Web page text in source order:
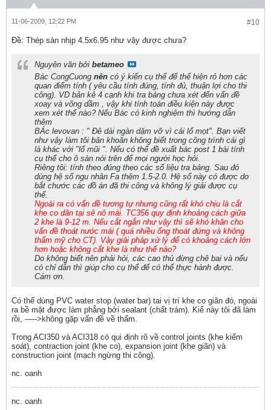
#10
11-06-2009, 12:22 PM
Ðề: Thép sàn nhịp 4.5x6.95 như vậy được chưa?
Nguyên văn bởi betameo
Bác CongCuong nên có ý kiến cụ thể để thể hiện rỏ hơn các
quan điểm tính ( yêu cầu tính đúng, tính đủ, thuận lợi cho thi
công). VD bản kê 4 cạnh khi tra bảng chưa xét đến vấn đề
xoay và võng dầm , vậy khi tính toán điều kiện này được
xem xét thế nào? Nếu Bác có kinh nghiệm thì hướng dẫn
thêm
BÁc levovan : " Đê dài ngàn dặm vỡ vì cái lổ mọt". Bạn viết
như vậy làm tôi băn khoăn không biết trong công trình cái gì
là khác với "lổ mũi ". Nếu có thể đề xuất bác post 1 bài tính
cụ thể cho ô sàn nói trên để mọi người học hỏi.
Riêng tôi: tính theo đúng theo các số liệu tra bảng. Sau đó
dùng hệ số ngu nhân Fa thêm 1.5-2.0. Hệ số này có được do
bắt chước các đồ án đã thi công và không lý giải được cụ
thể.
Ngoài ra có vấn đề tương tự nhưng cũng rất khó chịu là cắt
khe co dãn tại sê nô mái. TC356 quy định khoảng cách giữa
2 khe là 9-12 m. Nếu cắt ngắn như vậy thì sẽ khó khăn cho
vấn đề thoát nước mái ( quá nhiều ống thoát đứng và không
thẩm mỹ cho CT). Vậy giải pháp xử lý để có khoảng cách lớn
hơn hoặc không cắt khe là như thế nào?
Do không biết nên phải hỏi, các cao thủ đừng chê bai và nếu
có chỉ dẫn thì giúp cho cụ thể để có thể thực hành được.
Cám ơn.
Có thể dùng PVC water stop (water bar) tai vị trí khe co giãn đó, ngoài
ra bề mặt được làm phẳng bởi sealant (chất trám). Kiể này tôi đã làm
rồi, ----->không gặp vấn đề về thấm.
Trong ACI350 và ACI318 có qui định rõ về control joints (khe kiểm
soát), contraction joint (khe co), expansion joint (khe giãn) và
construction joint (mạch ngừng thi công).
nc. oanh
nc. oanh